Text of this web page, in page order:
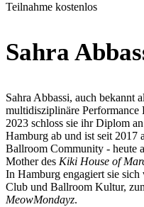
Teilnahme kostenlos
Sahra
Sahra Abbassi, auch bekannt
multidisziplinäre Performance
2023 schloss sie ihr Diplom
Hamburg ab und ist seit 2017
Ballroom Community - heute
Mother des Kiki House of
In Hamburg engagiert sie
Club und Ballroom Kultur,
MeowMondayz.